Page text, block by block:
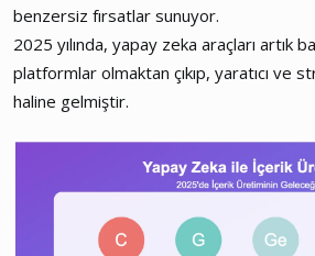
benzersiz fırsatlar sunuyor.
2025 yılında, yapay zeka araçları artık
platformlar olmaktan çıkıp, yaratıcı ve
haline gelmiştir.